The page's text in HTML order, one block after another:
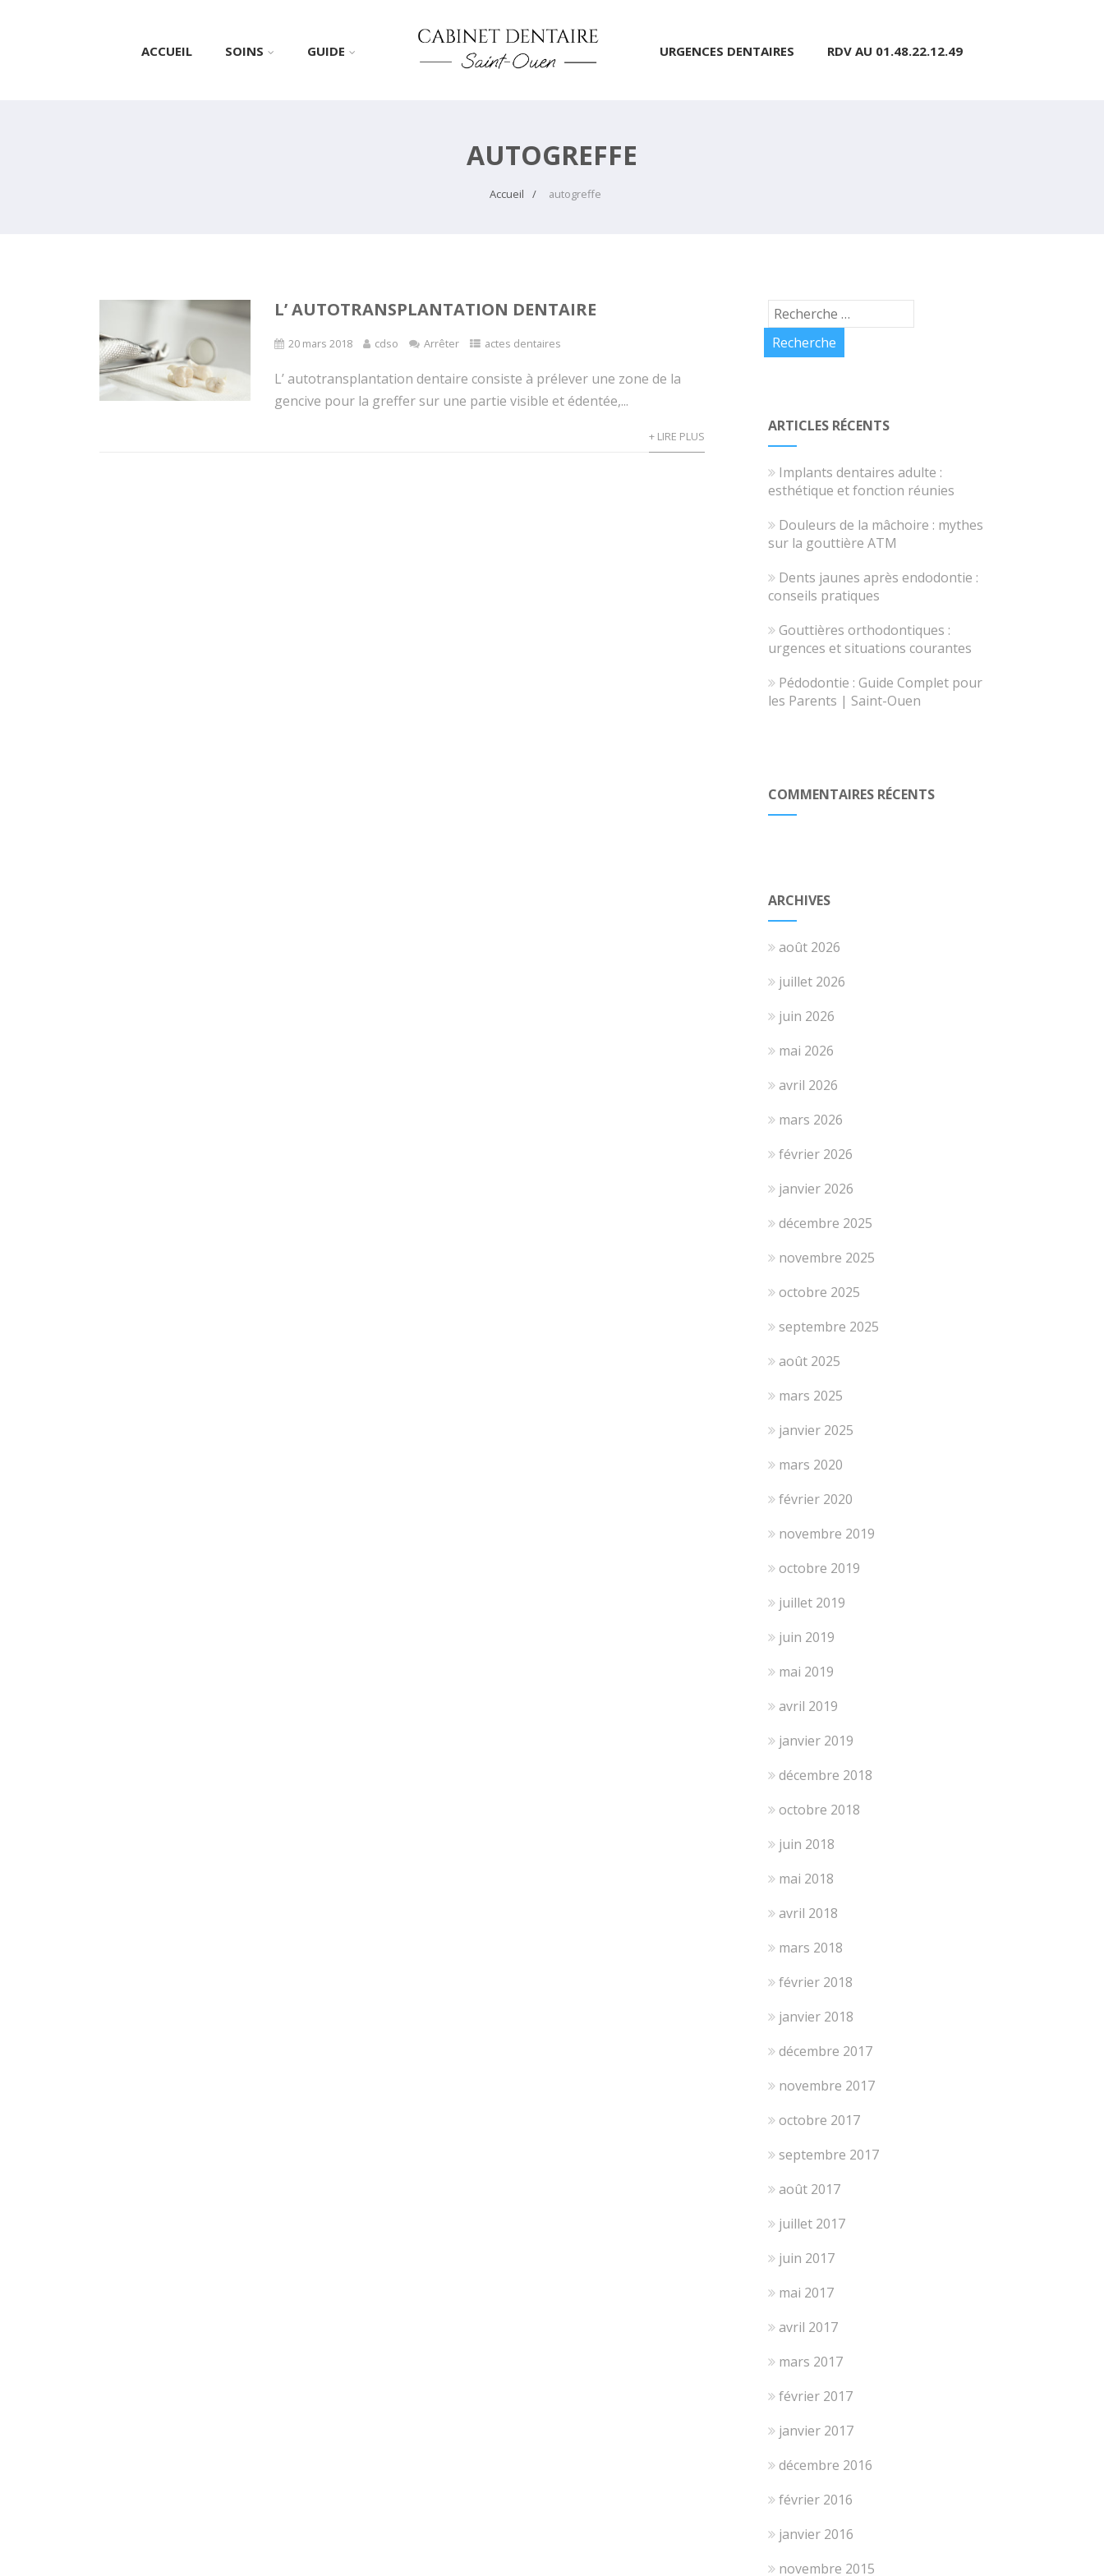
ACCUEIL SOINS GUIDE URGENCES DENTAIRES RDV AU 01.48.22.12.49
AUTOGREFFE
Accueil autogreffe
L’ AUTOTRANSPLANTATION DENTAIRE
20 mars 2018 cdso Arrêter actes dentaires
L’ autotransplantation dentaire consiste à prélever une zone de la
gencive pour la greffer sur une partie visible et édentée,...
+ LIRE PLUS
ARTICLES RÉCENTS
Implants dentaires adulte :
esthétique et fonction réunies
Douleurs de la mâchoire : mythes
sur la gouttière ATM
Dents jaunes après endodontie :
conseils pratiques
Gouttières orthodontiques :
urgences et situations courantes
Pédodontie : Guide Complet pour
les Parents | Saint-Ouen
COMMENTAIRES RÉCENTS
ARCHIVES
août 2026
juillet 2026
juin 2026
mai 2026
avril 2026
mars 2026
février 2026
janvier 2026
décembre 2025
novembre 2025
octobre 2025
septembre 2025
août 2025
mars 2025
janvier 2025
mars 2020
février 2020
novembre 2019
octobre 2019
juillet 2019
juin 2019
mai 2019
avril 2019
janvier 2019
décembre 2018
octobre 2018
juin 2018
mai 2018
avril 2018
mars 2018
février 2018
janvier 2018
décembre 2017
novembre 2017
octobre 2017
septembre 2017
août 2017
juillet 2017
juin 2017
mai 2017
avril 2017
mars 2017
février 2017
janvier 2017
décembre 2016
février 2016
janvier 2016
novembre 2015